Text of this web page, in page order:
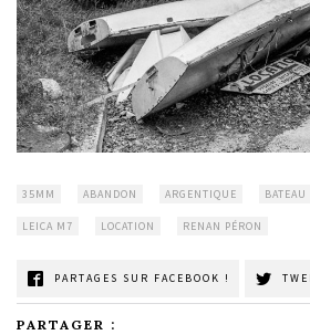
35MM ABANDON ARGENTIQUE BATEAU
LEICA M7 LOCATION RENAN PÉRON
PARTAGES SUR FACEBOOK !
PARTAGER :